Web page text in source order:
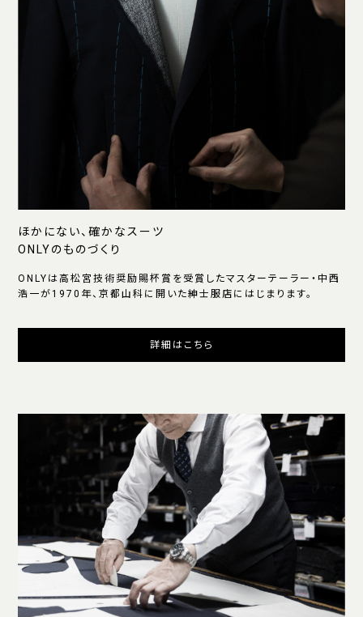
ほかにない、確かなスーツ
ONLYのものづくり
ONLYは高松宮技術奨励賜杯賞を受賞したマスターテーラー・中西
浩一が1970年、京都山科に開いた紳士服店にはじまります。
詳細はこちら